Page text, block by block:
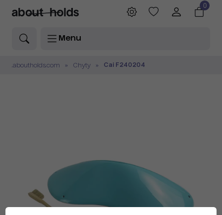
Menu
0
.aboutholds.com Chyty Cai F240204